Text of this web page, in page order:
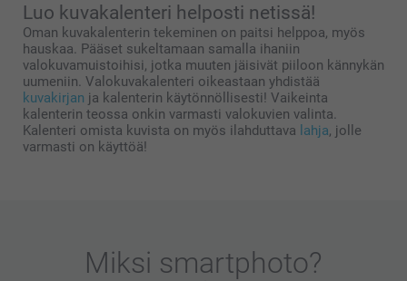
Luo kuvakalenteri helposti netissä!
Oman kuvakalenterin tekeminen on paitsi helppoa, myös
hauskaa. Pääset sukeltamaan samalla ihaniin
valokuvamuistoihisi, jotka muuten jäisivät piiloon kännykän
uumeniin. Valokuvakalenteri oikeastaan yhdistää
kuvakirjan ja kalenterin käytönnöllisesti! Vaikeinta
kalenterin teossa onkin varmasti valokuvien valinta.
Kalenteri omista kuvista on myös ilahduttava lahja, jolle
varmasti on käyttöä!
Miksi smartphoto?